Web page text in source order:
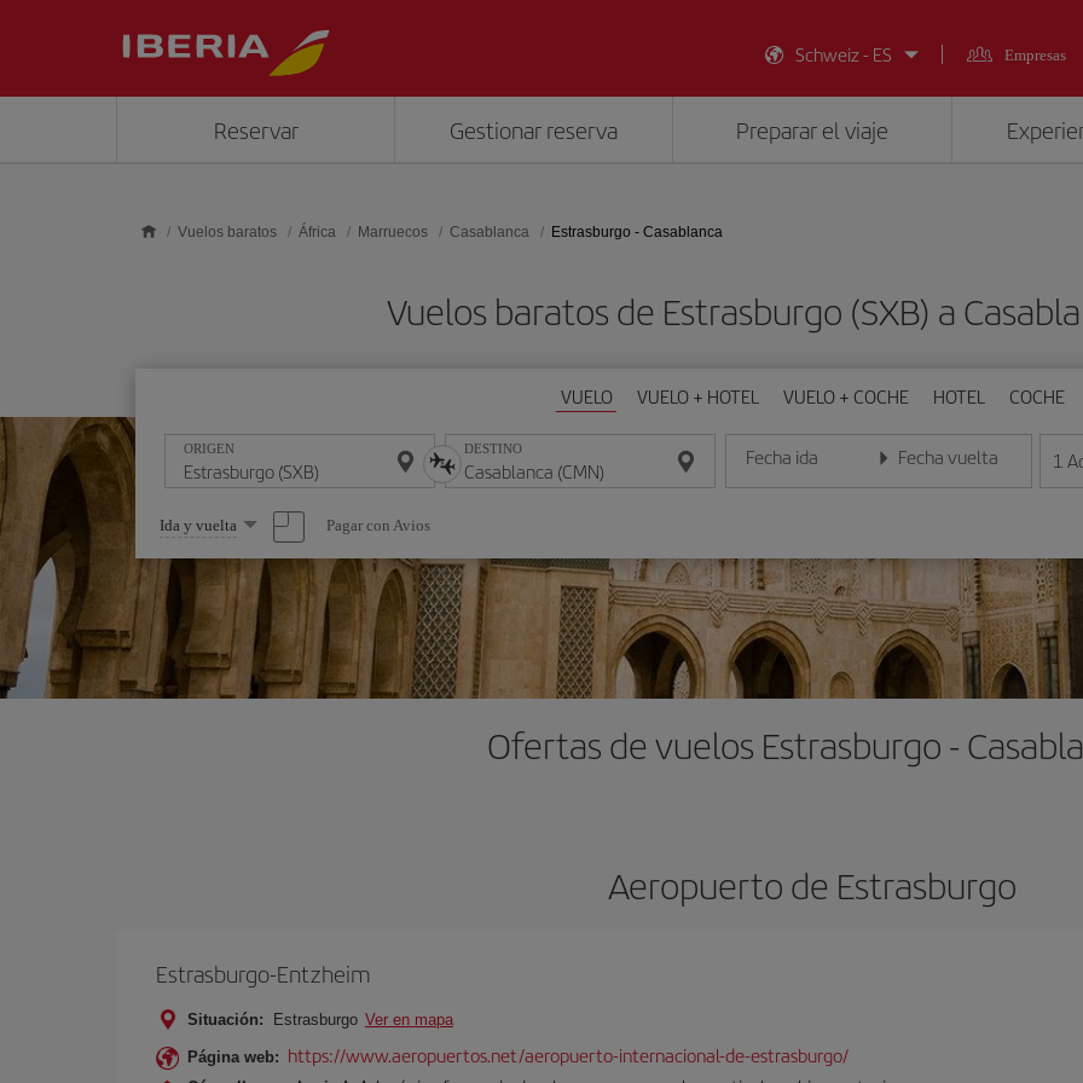
Schweiz - ES
Empresas
Reservar Gestionar reserva Preparar el viaje
Vuelos baratos África Marruecos Casablanca Estrasburgo - Casablanca
Vuelos baratos de Estrasburgo (SXB) a
VUELO VUELO + HOTEL VUELO + COCHE HOTEL COCHE
ORIGEN DESTINO Fecha ida
Introduce la fecha en formato día/mes/año
Fecha vuelta
Introduce la fecha en 1
Seleccione
una
opción
Ida y vuelta Pagar con Avios
Ofertas de vuelos Estrasburgo -
Aeropuerto de Estrasburgo
Estrasburgo-Entzheim
Situación: Estrasburgo Ver en mapa
Página web: https://www.aeropuertos.net/aeropuerto-internacional-de-estrasburgo/